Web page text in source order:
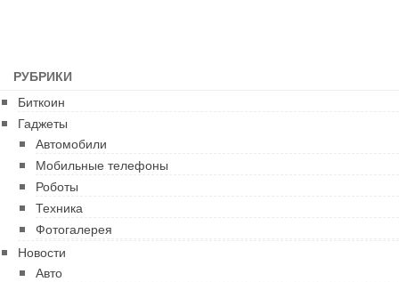
РУБРИКИ
Биткоин
Гаджеты
Автомобили
Мобильные телефоны
Роботы
Техника
Фотогалерея
Новости
Авто